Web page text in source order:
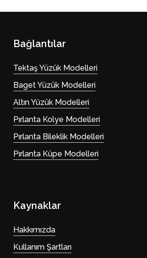
Bağlantılar
Tektaş Yüzük Modelleri
Baget Yüzük Modelleri
Altın Yüzük Modelleri
Pırlanta Kolye Modelleri
Pırlanta Bileklik Modelleri
Pırlanta Küpe Modelleri
Kaynaklar
Hakkımızda
Kullanım Şartları